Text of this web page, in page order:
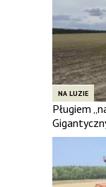
NA LUZIE
Pługiem